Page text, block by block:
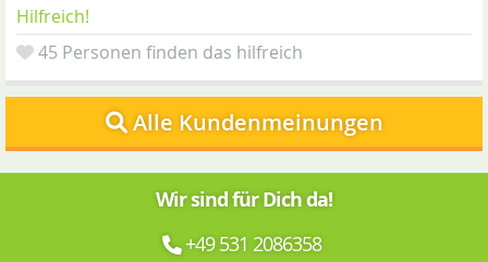
Hilfreich!
45 Personen finden das hilfreich
Alle Kundenmeinungen
Wir sind für Dich da!
+49 531 2086358